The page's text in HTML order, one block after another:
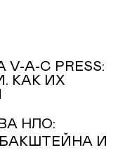
A-C PRESS:
КАК ИХ